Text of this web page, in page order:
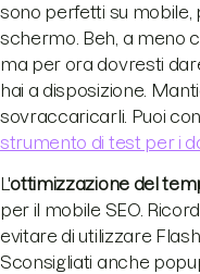
sono perfetti su mobile,
schermo. Beh, a meno
ma per ora dovresti
hai a disposizione.
sovraccaricarli. Puoi
strumento di test per i
L'ottimizzazione del
per il mobile SEO.
evitare di utilizzare
Sconsigliati anche